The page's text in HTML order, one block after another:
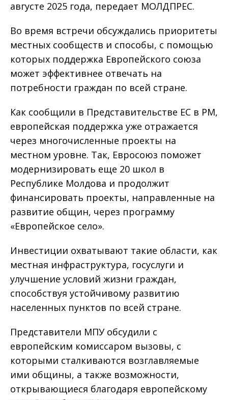
августе 2025 года, передает МОЛДПРЕС.
Во время встречи обсуждались приоритеты
местных сообществ и способы, с помощью
которых поддержка Европейского союза
может эффективнее отвечать на
потребности граждан по всей стране.
Как сообщили в Представительстве ЕС в РМ,
европейская поддержка уже отражается
через многочисленные проекты на
местном уровне. Так, Евросоюз поможет
модернизировать еще 20 школ в
Республике Молдова и продолжит
финансировать проекты, направленные на
развитие общин, через программу
«Европейское село».
Инвестиции охватывают такие области, как
местная инфраструктура, госуслуги и
улучшение условий жизни граждан,
способствуя устойчивому развитию
населенных пунктов по всей стране.
Представители МПУ обсудили с
европейским комиссаром вызовы, с
которыми сталкиваются возглавляемые
ими общины, а также возможности,
открывающиеся благодаря европейскому